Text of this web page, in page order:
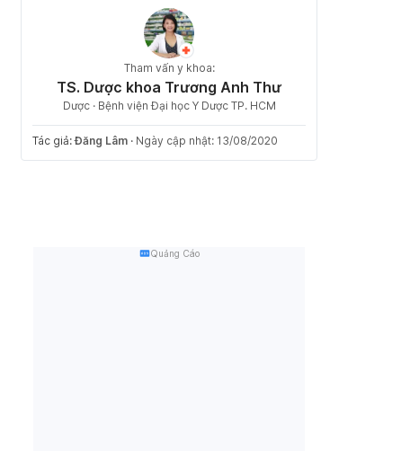
Tham vấn y khoa:
TS. Dược khoa Trương Anh Thư
Dược · Bệnh viện Đại học Y Dược TP. HCM
Tác giả:Đăng Lâm · Ngày cập nhật: 13/08/2020
Quảng Cáo